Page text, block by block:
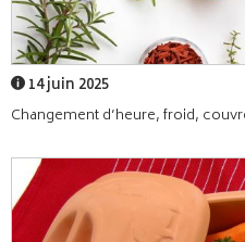
14 juin 2025
Changement d’heure, froid,